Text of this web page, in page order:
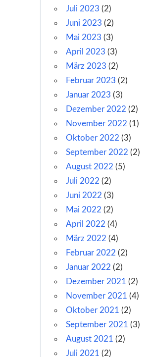
Juli 2023 (2)
Juni 2023 (2)
Mai 2023 (3)
April 2023 (3)
März 2023 (2)
Februar 2023 (2)
Januar 2023 (3)
Dezember 2022 (2)
November 2022 (1)
Oktober 2022 (3)
September 2022 (2)
August 2022 (5)
Juli 2022 (2)
Juni 2022 (3)
Mai 2022 (2)
April 2022 (4)
März 2022 (4)
Februar 2022 (2)
Januar 2022 (2)
Dezember 2021 (2)
November 2021 (4)
Oktober 2021 (2)
September 2021 (3)
August 2021 (2)
Juli 2021 (2)